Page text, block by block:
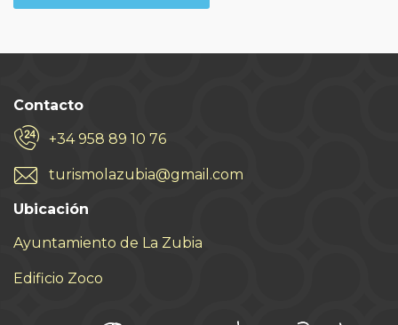
Contacto
+34 958 89 10 76
turismolazubia@gmail.com
Ubicación
Ayuntamiento de La Zubia
Edificio Zoco